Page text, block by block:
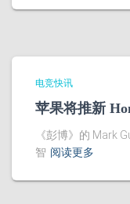
电竞快讯
苹果将推新
《彭博》的 Mark
智 阅读更多